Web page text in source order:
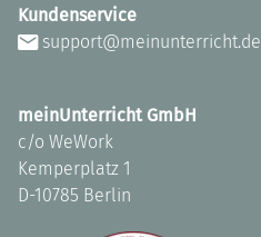
Kundenservice
support@meinunterricht.de
meinUnterricht GmbH
c/o WeWork
Kemperplatz 1
D-10785 Berlin